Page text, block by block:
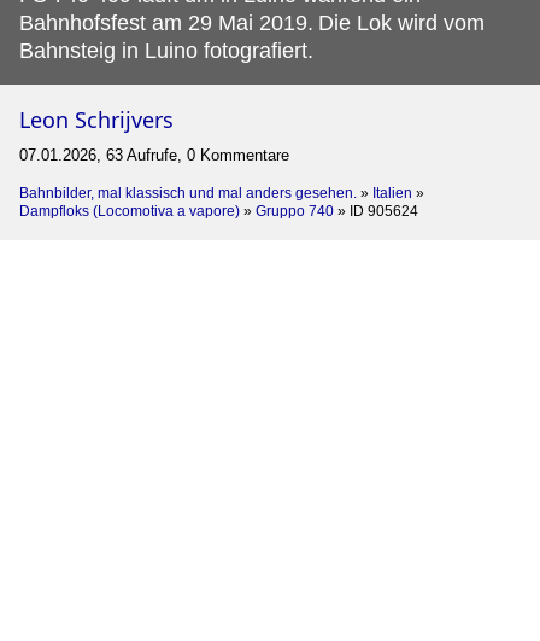
Bahnhofsfest am 29 Mai 2019. Die Lok wird vom
Bahnsteig in Luino fotografiert.
Leon Schrijvers
07.01.2026, 63 Aufrufe, 0 Kommentare
Bahnbilder, mal klassisch und mal anders gesehen. » Italien »
Dampfloks (Locomotiva a vapore) » Gruppo 740 » ID 905624